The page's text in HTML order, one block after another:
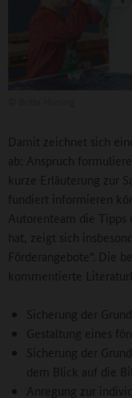
Damit zeichnet sich
ab: Anspruch
kurze Erläuterung zur
fundiert informieren
Autorenteam die
hat, zeigt sich
Förderangebote“. Die
kommentierte
Sicherung der
Gestaltung eines
Sicherung der
dem Blick auf die
Anregung zur